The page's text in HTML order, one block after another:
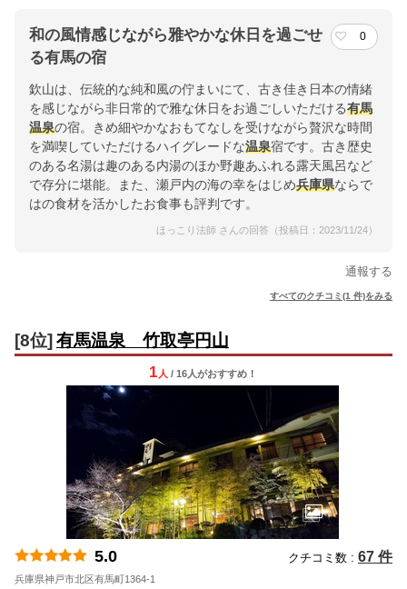
和の風情感じながら雅やかな休日を過ごせ
る有馬の宿
0
欽山は、伝統的な純和風の佇まいにて、古き佳き日本の情緒
を感じながら非日常的で雅な休日をお過ごしいただける有馬
温泉の宿。きめ細やかなおもてなしを受けながら贅沢な時間
を満喫していただけるハイグレードな温泉宿です。古き歴史
のある名湯は趣のある内湯のほか野趣あふれる露天風呂など
で存分に堪能。また、瀬戸内の海の幸をはじめ兵庫県ならで
はの食材を活かしたお食事も評判です。
ほっこり法師 さんの回答（投稿日：2023/11/24）
通報する
すべてのクチコミ(1 件)をみる
[8位] 有馬温泉 竹取亭円山
1 人 / 16人がおすすめ！
5.0 クチコミ数 : 67 件
兵庫県神戸市北区有馬町1364-1